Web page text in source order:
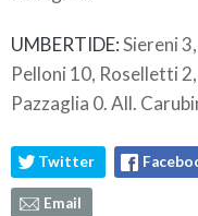
UMBERTIDE:Siereni
Pelloni 10, Roselletti
Pazzaglia 0. All.
Twitter
Email